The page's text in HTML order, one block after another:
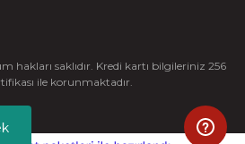
hakları saklıdır. Kredi kartı bilgileriniz 256
ile korunmaktadır.